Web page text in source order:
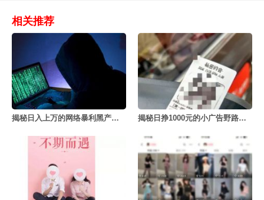
相关推荐
揭秘日入上万的网络暴利黑产号商项目 揭秘日挣1000元的小广告野路子项目